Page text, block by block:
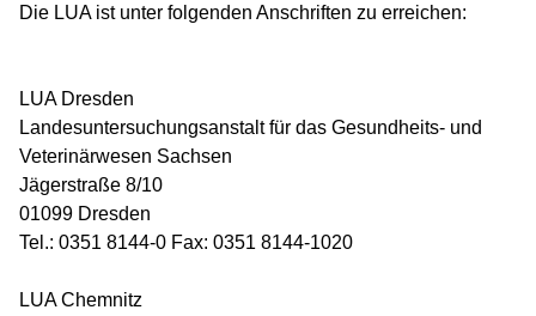
Die LUA ist unter folgenden Anschriften zu erreichen:
LUA Dresden
Landesuntersuchungsanstalt für das Gesundheits- und
Veterinärwesen Sachsen
Jägerstraße 8/10
01099 Dresden
Tel.: 0351 8144-0 Fax: 0351 8144-1020
LUA Chemnitz